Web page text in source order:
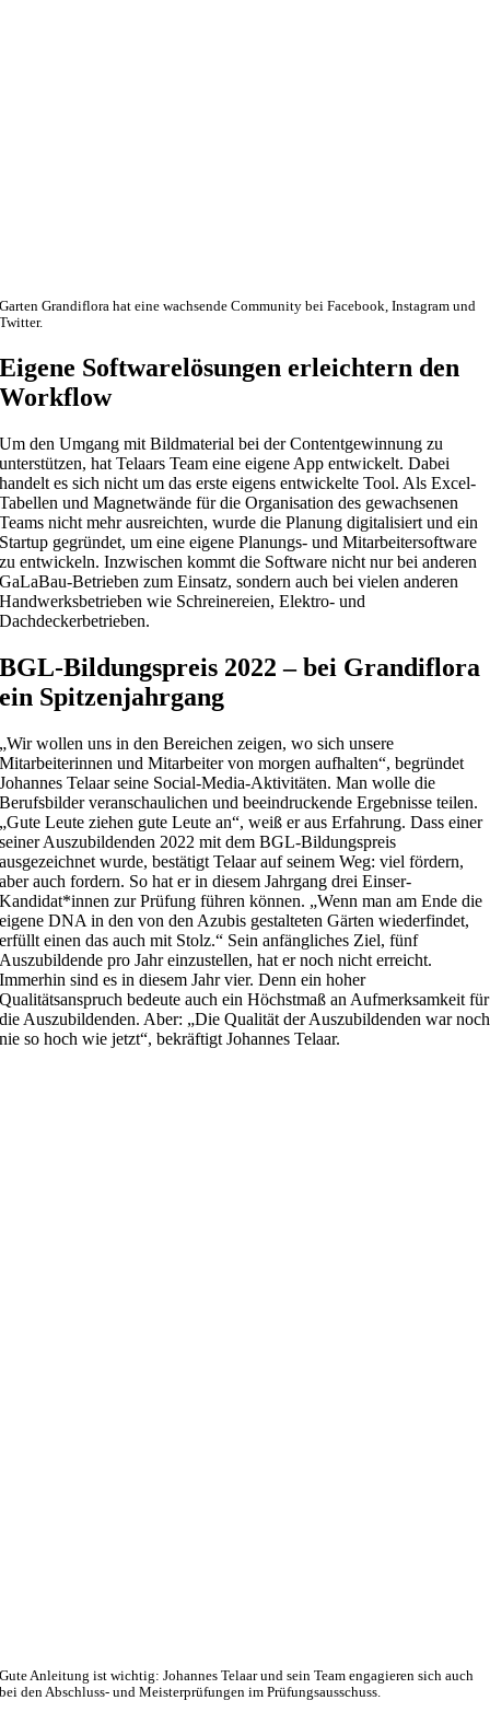
Garten Grandiflora hat eine wachsende Community bei Facebook, Instagram und
Twitter.
Eigene Softwarelösungen erleichtern den
Workflow
Um den Umgang mit Bildmaterial bei der Contentgewinnung zu
unterstützen, hat Telaars Team eine eigene App entwickelt. Dabei
handelt es sich nicht um das erste eigens entwickelte Tool. Als Excel-
Tabellen und Magnetwände für die Organisation des gewachsenen
Teams nicht mehr ausreichten, wurde die Planung digitalisiert und ein
Startup gegründet, um eine eigene Planungs- und Mitarbeitersoftware
zu entwickeln. Inzwischen kommt die Software nicht nur bei anderen
GaLaBau-Betrieben zum Einsatz, sondern auch bei vielen anderen
Handwerksbetrieben wie Schreinereien, Elektro- und
Dachdeckerbetrieben.
BGL-Bildungspreis 2022 – bei Grandiflora
ein Spitzenjahrgang
„Wir wollen uns in den Bereichen zeigen, wo sich unsere
Mitarbeiterinnen und Mitarbeiter von morgen aufhalten“, begründet
Johannes Telaar seine Social-Media-Aktivitäten. Man wolle die
Berufsbilder veranschaulichen und beeindruckende Ergebnisse teilen.
„Gute Leute ziehen gute Leute an“, weiß er aus Erfahrung. Dass einer
seiner Auszubildenden 2022 mit dem BGL-Bildungspreis
ausgezeichnet wurde, bestätigt Telaar auf seinem Weg: viel fördern,
aber auch fordern. So hat er in diesem Jahrgang drei Einser-
Kandidat*innen zur Prüfung führen können. „Wenn man am Ende die
eigene DNA in den von den Azubis gestalteten Gärten wiederfindet,
erfüllt einen das auch mit Stolz.“ Sein anfängliches Ziel, fünf
Auszubildende pro Jahr einzustellen, hat er noch nicht erreicht.
Immerhin sind es in diesem Jahr vier. Denn ein hoher
Qualitätsanspruch bedeute auch ein Höchstmaß an Aufmerksamkeit für
die Auszubildenden. Aber: „Die Qualität der Auszubildenden war noch
nie so hoch wie jetzt“, bekräftigt Johannes Telaar.
Gute Anleitung ist wichtig: Johannes Telaar und sein Team engagieren sich auch
bei den Abschluss- und Meisterprüfungen im Prüfungsausschuss.